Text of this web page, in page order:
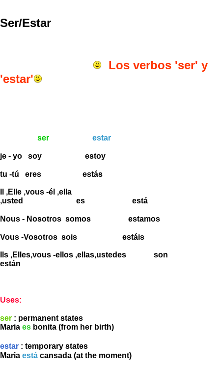
Ser/Estar
Los verbos 'ser' y
'estar'
ser estar
je - yo soy estoy
tu -tú eres estás
Il ,Elle ,vous -él ,ella
,usted es está
Nous - Nosotros somos estamos
Vous -Vosotros sois estáis
Ils ,Elles,vous -ellos ,ellas,ustedes son
están
Uses:
ser : permanent states
Maria es bonita (from her birth)
estar : temporary states
Maria está cansada (at the moment)